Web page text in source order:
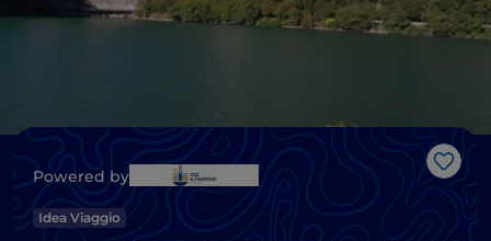
Like
Powered by
Idea Viaggio